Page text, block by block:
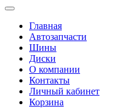
Главная
Автозапчасти
Шины
Диски
О компании
Контакты
Личный кабинет
Корзина